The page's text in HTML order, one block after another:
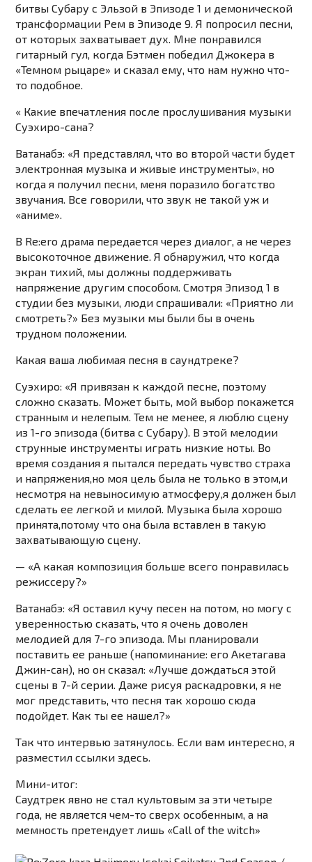
битвы Субару с Эльзой в Эпизоде ​​1 и демонической
трансформации Рем в Эпизоде ​​9. Я попросил песни,
от которых захватывает дух. Мне понравился
гитарный гул, когда Бэтмен победил Джокера в
«Темном рыцаре» и сказал ему, что нам нужно что-
то подобное.
« Какие впечатления после прослушивания музыки
Суэхиро-сана?
Ватанабэ: «Я представлял, что во второй части будет
электронная музыка и живые инструменты», но
когда я получил песни, меня поразило богатство
звучания. Все говорили, что звук не такой уж и
«аниме».
В Re:ero драма передается через диалог, а не через
высокоточное движение. Я обнаружил, что когда
экран тихий, мы должны поддерживать
напряжение другим способом. Смотря Эпизод 1 в
студии без музыки, люди спрашивали: «Приятно ли
смотреть?» Без музыки мы были бы в очень
трудном положении.
Какая ваша любимая песня в саундтреке?
Суэхиро: «Я привязан к каждой песне, поэтому
сложно сказать. Может быть, мой выбор покажется
странным и нелепым. Тем не менее, я люблю сцену
из 1-го эпизода (битва с Субару). В этой мелодии
струнные инструменты играть низкие ноты. Во
время создания я пытался передать чувство страха
и напряжения,но моя цель была не только в этом,и
несмотря на невыносимую атмосферу,я должен был
сделать ее легкой и милой. Музыка была хорошо
принята,потому что она была вставлен в такую ​​
захватывающую сцену.
— «А какая композиция больше всего понравилась
режиссеру?»
Ватанабэ: «Я оставил кучу песен на потом, но могу с
уверенностью сказать, что я очень доволен
мелодией для 7-го эпизода. Мы планировали
поставить ее раньше (напоминание: его Акетагава
Джин-сан), но он сказал: «Лучше дождаться этой
сцены в 7-й серии. Даже рисуя раскадровки, я не
мог представить, что песня так хорошо сюда
подойдет. Как ты ее нашел?»
Так что интервью затянулось. Если вам интересно, я
разместил ссылки здесь.
Мини-итог:
Саудтрек явно не стал культовым за эти четыре
года, не является чем-то сверх особенным, а на
мемность претендует лишь «Call of the witch»